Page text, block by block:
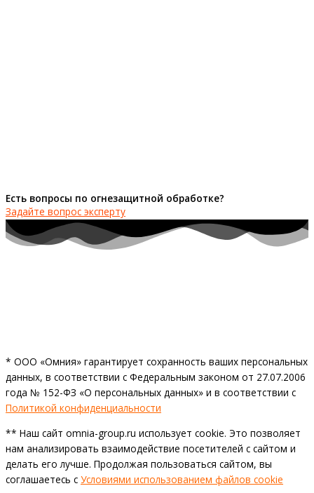
Есть вопросы по огнезащитной обработке?
Задайте вопрос эксперту
* ООО «Омния» гарантирует сохранность ваших персональных
данных, в соответствии с Федеральным законом от 27.07.2006
года № 152-ФЗ «О персональных данных» и в соответствии с
Политикой конфиденциальности
** Наш сайт omnia-group.ru использует cookie. Это позволяет
нам анализировать взаимодействие посетителей с сайтом и
делать его лучше. Продолжая пользоваться сайтом, вы
соглашаетесь с Условиями использованием файлов cookie